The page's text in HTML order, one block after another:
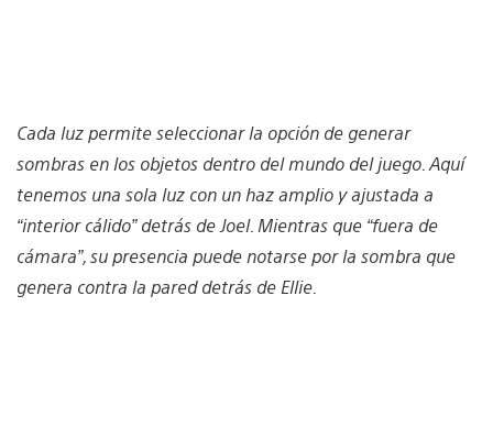
Cada luz permite seleccionar la opción de generar
sombras en los objetos dentro del mundo del juego. Aquí
tenemos una sola luz con un haz amplio y ajustada a
“interior cálido” detrás de Joel. Mientras que “fuera de
cámara”, su presencia puede notarse por la sombra que
genera contra la pared detrás de Ellie.